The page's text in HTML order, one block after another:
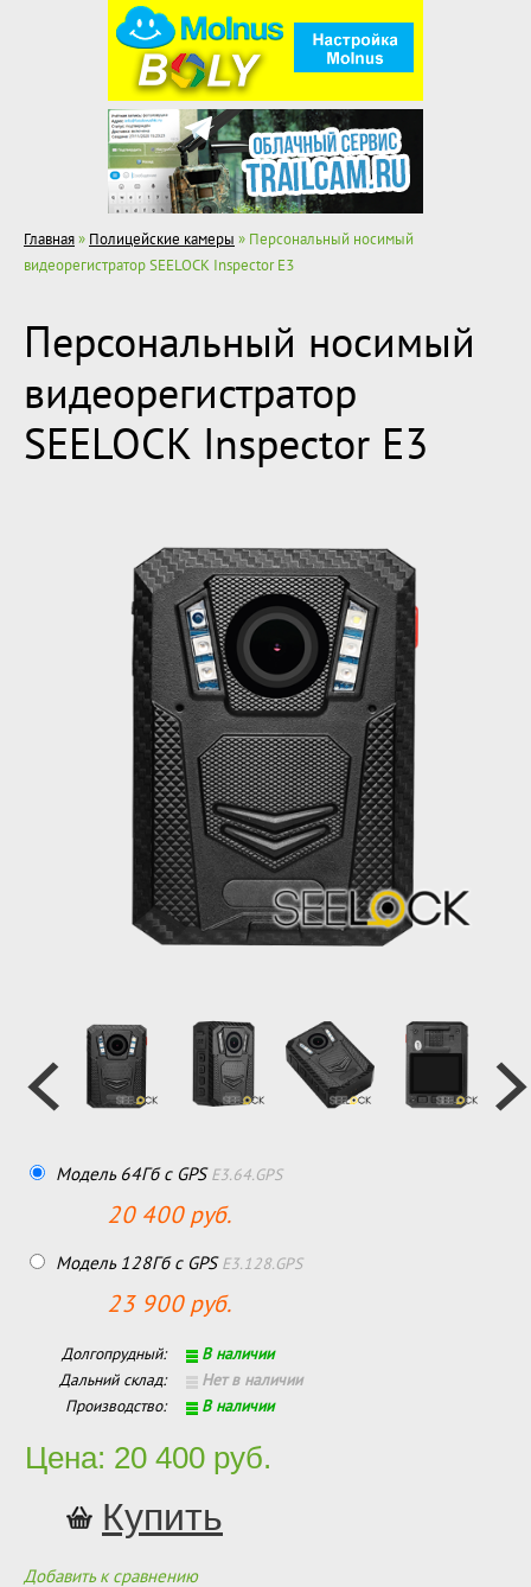
Главная » Полицейские камеры » Персональный носимый
видеорегистратор SEELOCK Inspector E3
Персональный носимый
видеорегистратор
SEELOCK Inspector E3
Модель 64Гб с GPS E3.64.GPS
20 400 руб.
Модель 128Гб с GPS E3.128.GPS
23 900 руб.
Долгопрудный:
В наличии
Дальний склад:
Нет в наличии
Производство:
В наличии
Цена: 20 400 руб.
Добавить к сравнению